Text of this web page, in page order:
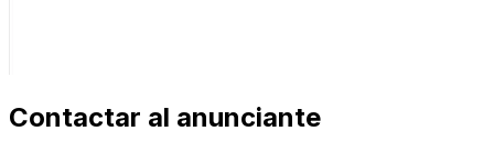
Contactar al anunciante